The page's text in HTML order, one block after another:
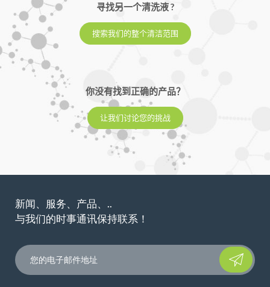
寻找另一个清洗液 ?
搜索我们的整个清洁范围
你没有找到正确的产品？
让我们讨论您的挑战
新闻、服务、产品、..
与我们的时事通讯保持联系！
Please